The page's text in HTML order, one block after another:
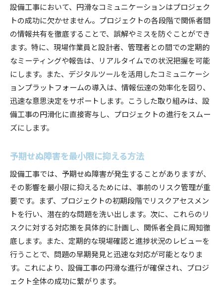
効率化が叶える設備工事の未来
設備工事の無駄を省くための工夫
効率化を実現するための最新技術
設備工事の効率化における人材育成
プロジェクト管理で設備工事の効率化
設備工事の効率化がもたらす経済効果
設備工事を円滑に進めるステップ
設備工事の事前検討で円滑化
施工現場での円滑なコミュニケーション法
設備工事のリスク管理と対策
設備工事の成果を高めるフィードバック
設備工事後のアフターフォローの必要性
円滑な設備工事の進行を支える要点
設備工事をスムーズにする計画の立て方
円滑な設備工事を可能にする人材戦略
設備工事の進行を円滑にするテクノロジー
コミュニケーションで設備工事の質を向上
設備工事のトラブルシューティング法
設備工事において、円滑なコミュニケーションはプロジェク
トの成功に欠かせません。プロジェクトの各段階で関係者間
の情報共有を徹底することで、誤解やミスを防ぐことができ
ます。特に、現場作業員と設計者、管理者との間での定期的
なミーティングや報告は、リアルタイムでの状況把握を可能
にします。また、デジタルツールを活用したコミュニケーシ
ョンプラットフォームの導入は、情報伝達の効率化を図り、
迅速な意思決定をサポートします。こうした取り組みは、設
備工事の円滑化に直接寄与し、プロジェクトの進行をスムー
ズにします。
予期せぬ障害を最小限に抑える方法
設備工事では、予期せぬ障害が発生することがありますが、
その影響を最小限に抑えるためには、事前のリスク管理が重
要です。まず、プロジェクトの初期段階でリスクアセスメン
トを行い、潜在的な問題を洗い出します。次に、これらのリ
スクに対する対応策を具体的に計画し、関係者全員に周知徹
底します。また、定期的な現場確認と進捗状況のレビューを
行うことで、問題の早期発見と迅速な対応が可能となりま
す。これにより、設備工事の円滑な進行が確保され、プロジ
ェクト全体の成功に繋がります。